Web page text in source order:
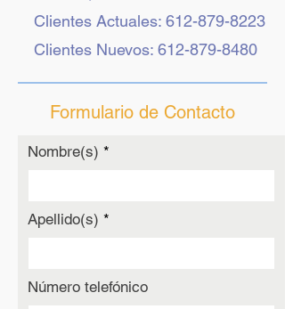
Clientes Actuales: 612-879-8223
Clientes Nuevos: 612-879-8480
Formulario de Contacto
Nombre(s)
Apellido(s)
Número telefónico